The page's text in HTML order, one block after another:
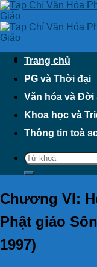
Skip
to
content
Trang chủ
PG và Thời đại
Văn hóa và Đời
Khoa học và
Thông tin toà
Chương VI:
Phật giáo
1997)